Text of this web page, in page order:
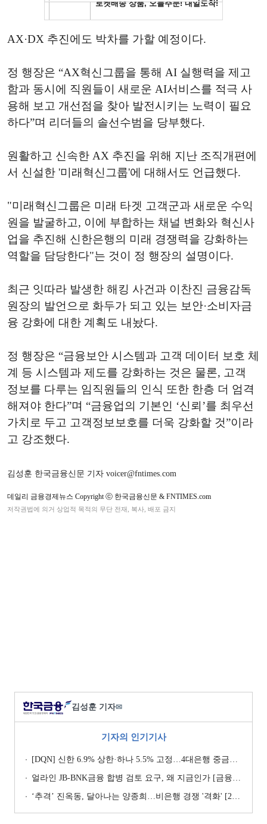
AX·DX 추진에도 박차를 가할 예정이다.
정 행장은 “AX혁신그룹을 통해 AI 실행력을 제고
함과 동시에 직원들이 새로운 AI서비스를 적극 사
용해 보고 개선점을 찾아 발전시키는 노력이 필요
하다”며 리더들의 솔선수범을 당부했다.
원활하고 신속한 AX 추진을 위해 지난 조직개편에
서 신설한 '미래혁신그룹'에 대해서도 언급했다.
"미래혁신그룹은 미래 타겟 고객군과 새로운 수익
원을 발굴하고, 이에 부합하는 채널 변화와 혁신사
업을 추진해 신한은행의 미래 경쟁력을 강화하는
역할을 담당한다"는 것이 정 행장의 설명이다.
최근 잇따라 발생한 해킹 사건과 이찬진 금융감독
원장의 발언으로 화두가 되고 있는 보안·소비자금
융 강화에 대한 계획도 내놨다.
정 행장은 “금융보안 시스템과 고객 데이터 보호 체
계 등 시스템과 제도를 강화하는 것은 물론, 고객
정보를 다루는 임직원들의 인식 또한 한층 더 엄격
해져야 한다”며 “금융업의 기본인 ‘신뢰’를 최우선
가치로 두고 고객정보보호를 더욱 강화할 것”이라
고 강조했다.
김성훈 한국금융신문 기자 voicer@fntimes.com
데일리 금융경제뉴스 Copyright ⓒ 한국금융신문 & FNTIMES.com
저작권법에 의거 상업적 목적의 무단 전재, 복사, 배포 금지
김성훈 기자✉
기자의 인기기사
[DQN] 신한 6.9% 상한·하나 5.5% 고정…4대은행 중금리대출 승부수
얼라인 JB-BNK금융 합병 검토 요구, 왜 지금인가 [금융지주는 지금]
‘추격ʼ 진옥동, 달아나는 양종희…비은행 경쟁 '격화' [2026 금융사 상반기 리그테이블]